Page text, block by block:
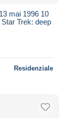
mai 1996 10
Trek: deep
Residenziale